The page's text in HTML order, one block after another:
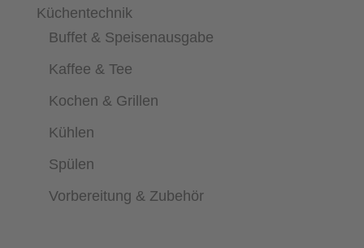
Küchentechnik
Buffet & Speisenausgabe
Kaffee & Tee
Kochen & Grillen
Kühlen
Spülen
Vorbereitung & Zubehör